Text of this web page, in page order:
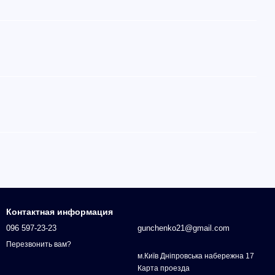
Контактная информация
096 597-23-23
Перезвонить вам?
gunchenko21@gmail.com
м.Київ Дніпровська набережна 17
Карта проезда